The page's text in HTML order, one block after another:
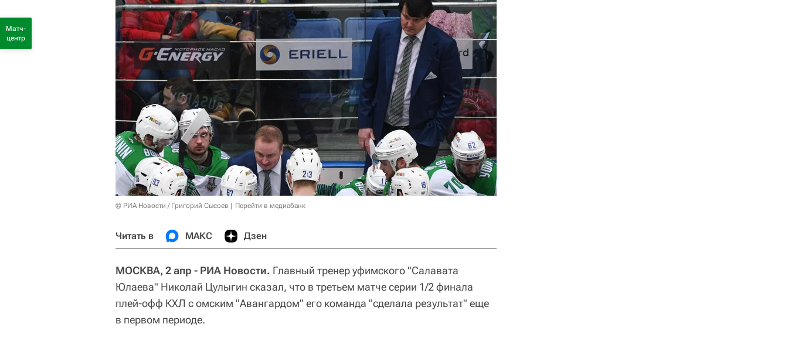
© РИА Новости / Григорий Сысоев Перейти в медиабанк
Читать в МАКС Дзен
МОСКВА, 2 апр - РИА Новости. Главный тренер уфимского "Салавата
Юлаева" Николай Цулыгин сказал, что в третьем матче серии 1/2 финала
плей-офф КХЛ с омским "Авангардом" его команда "сделала результат" еще
в первом периоде.
Матч-
центр